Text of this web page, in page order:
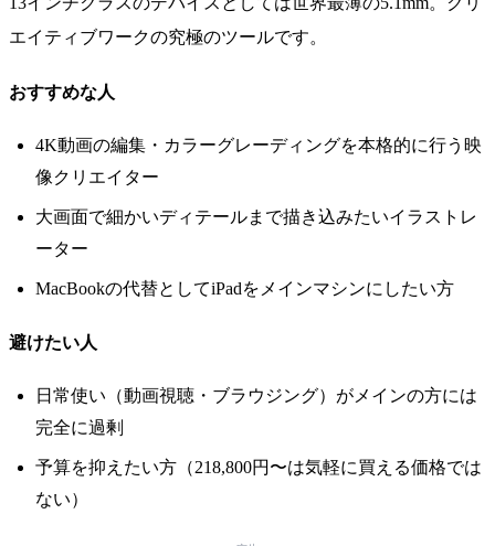
エイティブワークの究極のツールです。
おすすめな人
4K動画の編集・カラーグレーディングを本格的に行う映
像クリエイター
大画面で細かいディテールまで描き込みたいイラストレ
ーター
MacBookの代替としてiPadをメインマシンにしたい方
避けたい人
日常使い（動画視聴・ブラウジング）がメインの方には
完全に過剰
予算を抑えたい方（218,800円〜は気軽に買える価格では
ない）